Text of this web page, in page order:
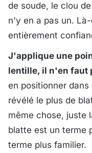
de soude, le clou
n'y en a pas un.
entièrement
J'applique une
lentille, il n'en faut
en positionner
révélé le plus de
même chose, juste
blatte est un terme
terme plus familier.